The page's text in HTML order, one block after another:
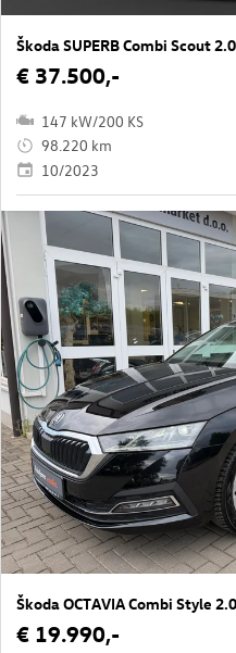
Škoda SUPERB Combi Scout
€ 37.500,-
147 kW/200 KS
98.220 km
10/2023
Škoda OCTAVIA Combi Style
€ 19.990,-